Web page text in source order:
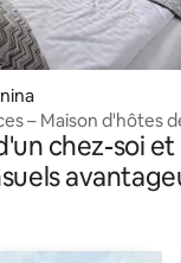
– Maison d'hôtes
chez-soi